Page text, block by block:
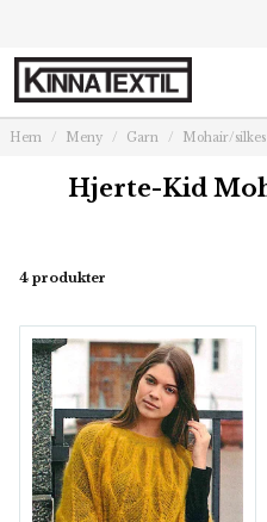
Hem Meny Garn Mohair/
Hjerte-Kid
4 produkter